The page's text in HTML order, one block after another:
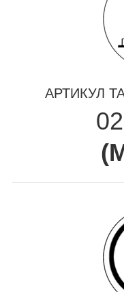
АРТИКУЛ
(